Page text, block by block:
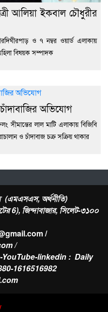
আলিয়া ইকবাল চৌধুরীর
ও ৭ নম্বর ওয়ার্ড এলাকায়
বিষয়ক সম্পাদক
অভিযোগ
লাল মাটি এলাকায় বিজিবি
ও চাঁদাবাজ চক্র সক্রিয় থাকার
(এমএসএস, অর্থনীতি)
6), জিন্দাবাজার, সিলেট-৩১০০
/
/
linkedin : Daily
1616516982